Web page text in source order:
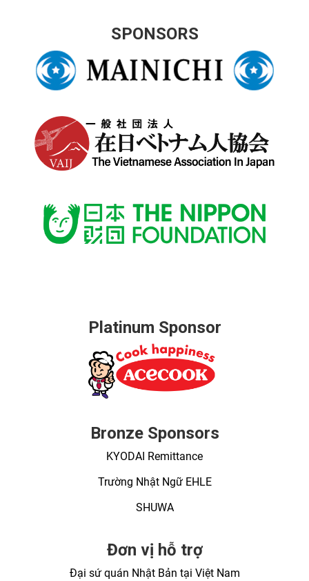
SPONSORS
Platinum Sponsor
Bronze Sponsors
KYODAI Remittance
Trường Nhật Ngữ EHLE
SHUWA
Đơn vị hỗ trợ
Đại sứ quán Nhật Bản tại Việt Nam